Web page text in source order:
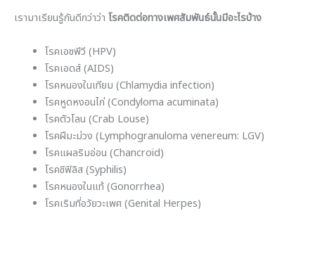
เรามาเรียนรู้กันดีกว่าว่า โรคติดต่อทางเพศสัมพันธ์นั้นมีอะไรบ้าง
โรคเอชพีวี (HPV)
โรคเอดส์ (AIDS)
โรคหนองในเทียม (Chlamydia infection)
โรคหูดหงอนไก่ (Condyloma acuminata)
โรคตัวโลน (Crab Louse)
โรคฝีมะม่วง (Lymphogranuloma venereum: LGV)
โรคแผลริมอ่อน (Chancroid)
โรคซิฟิลิส (Syphilis)
โรคหนองในแท้ (Gonorrhea)
โรคเริมที่อวัยวะเพศ (Genital Herpes)